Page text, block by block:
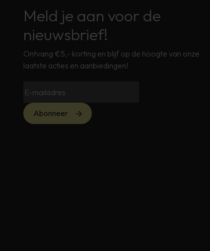
Meld je aan voor de
nieuwsbrief!
Ontvang €5,- korting en blijf op de hoogte van onze
laatste acties en aanbiedingen!
Abonneer